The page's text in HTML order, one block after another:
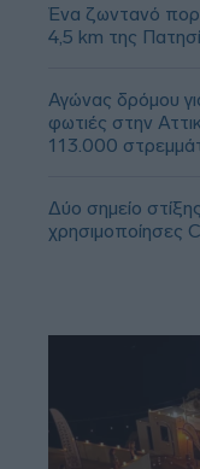
Ένα ζωντανό
4,5 km της
Αγώνας δρόμου
φωτιές στην
113.000
Δύο σημείο
χρησιμοποίησες